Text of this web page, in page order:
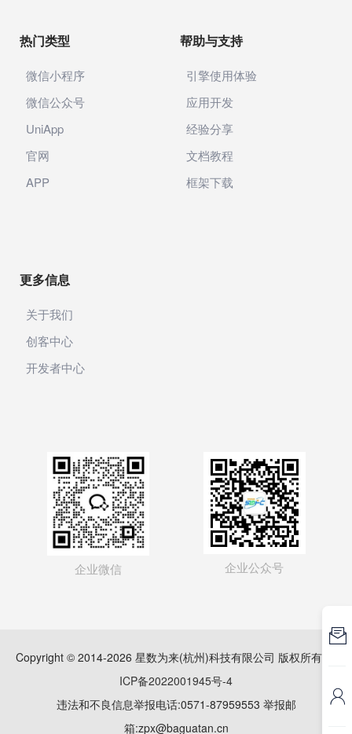
热门类型
微信小程序
微信公众号
UniApp
官网
APP
帮助与支持
引擎使用体验
应用开发
经验分享
文档教程
框架下载
更多信息
关于我们
创客中心
开发者中心
企业微信 企业公众号
Copyright © 2014-2026 星数为来(杭州)科技有限公司 版权所有
ICP备2022001945号-4
违法和不良信息举报电话:0571-87959553 举报邮
箱:zpx@baguatan.cn

